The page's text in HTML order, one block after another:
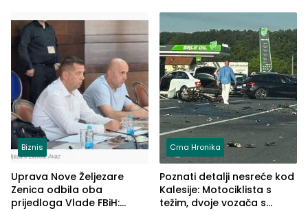
Biznis
Uprava Nove Željezare
Zenica odbila oba
prijedloga Vlade FBiH:
Crna Hronika
Poznati detalji nesreće kod
Kalesije: Motociklista s
težim, dvoje vozača s